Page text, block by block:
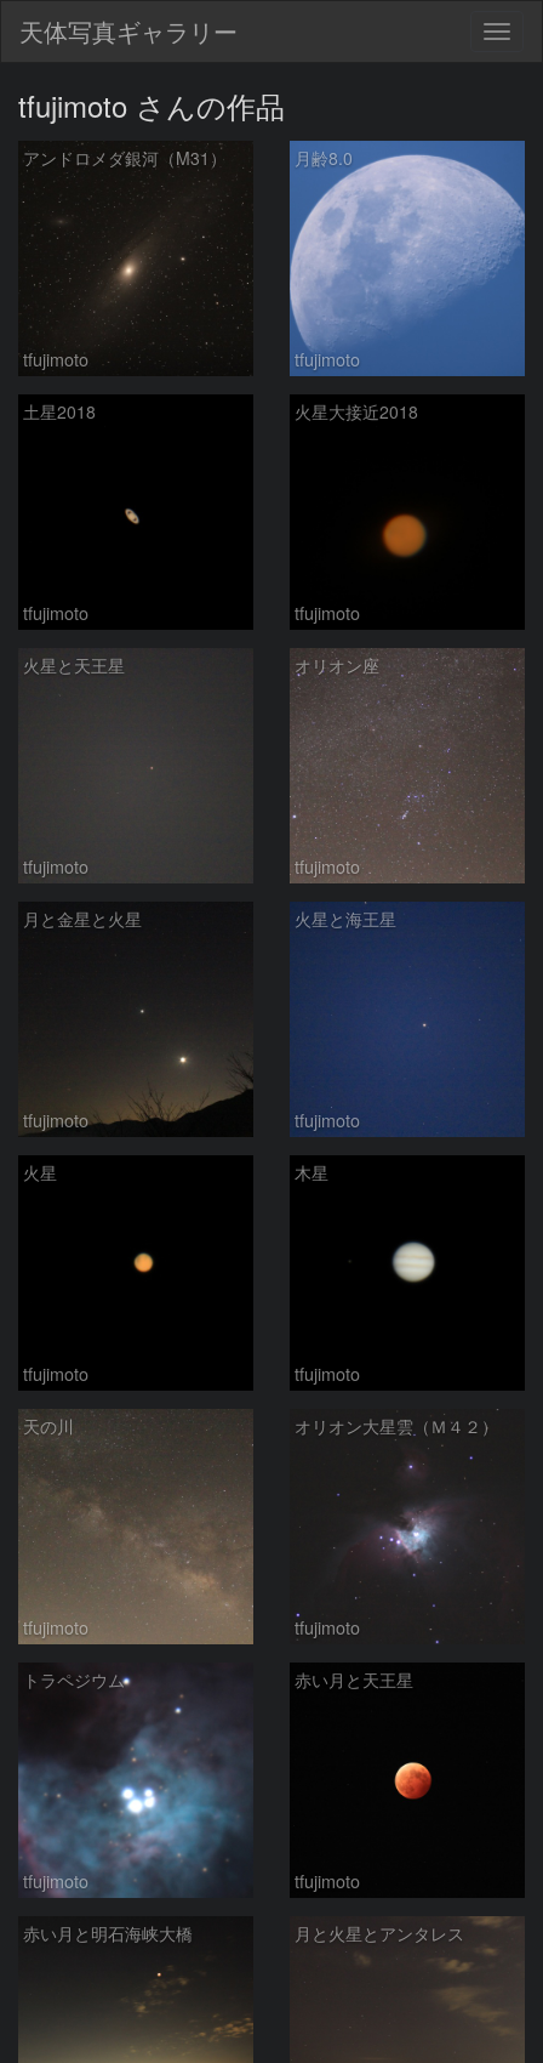
天体写真ギャラリー
tfujimoto さんの作品
アンドロメダ銀河（M31）
tfujimoto
月齢8.0
tfujimoto
土星2018
tfujimoto
火星大接近2018
tfujimoto
火星と天王星
tfujimoto
オリオン座
tfujimoto
月と金星と火星
tfujimoto
火星と海王星
tfujimoto
火星
tfujimoto
木星
tfujimoto
天の川
tfujimoto
オリオン大星雲（Ｍ４２）
tfujimoto
トラペジウム
tfujimoto
赤い月と天王星
tfujimoto
赤い月と明石海峡大橋 月と火星とアンタレス